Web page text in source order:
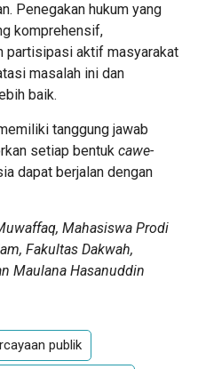
Penegakan hukum yang
komprehensif,
partisipasi aktif masyarakat
masalah ini dan
baik.
tanggung jawab
setiap bentuk cawe-
dapat berjalan dengan
Mahasiswa Prodi
Fakultas Dakwah,
Maulana Hasanuddin
publik